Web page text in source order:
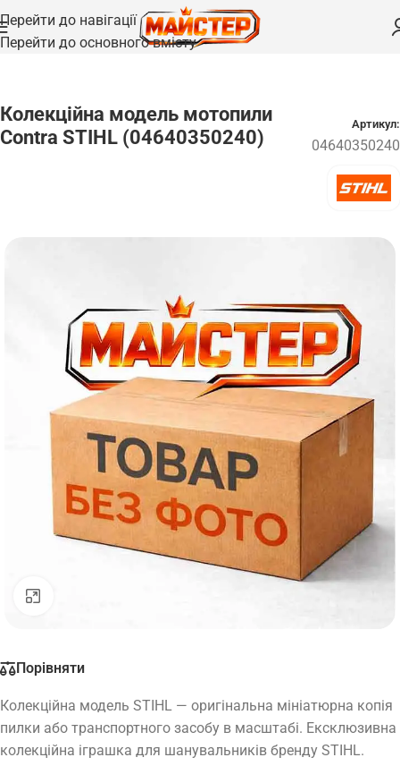
Перейти до навігації
Перейти до основного вмісту
Головна /Запчастини
Колекційна модель мотопили
Contra STIHL (04640350240)
Артикул:
04640350240
Порівняти
Колекційна модель STIHL — оригінальна мініатюрна копія
пилки або транспортного засобу в масштабі. Ексклюзивна
колекційна іграшка для шанувальників бренду STIHL.